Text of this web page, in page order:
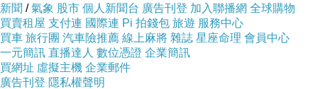
以後台灣是陪伴我下半生修行的地方，秋和她家
人是我的親人，月後盡快適應台灣生活，找到安
住心的力量。
年輕時不懂做一位妻子，上一段同居感情該訓練
新聞 /氣象 股市 個人新聞台 廣告刊登 加入聯播網 全球購物
買賣租屋 支付連 國際連 Pi 拍錢包 旅遊 服務中心
買車 旅行團 汽車險推薦 線上麻將 雜誌 星座命理 會員中心
一元簡訊 直播達人 數位憑證 企業簡訊
買網址 虛擬主機 企業郵件
廣告刊登 隱私權聲明